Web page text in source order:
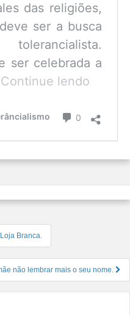
das religiões,
ser a busca
ser celebrada a
Continue lendo
é
0 Comentário
Branca.
não lembrar mais o seu nome.